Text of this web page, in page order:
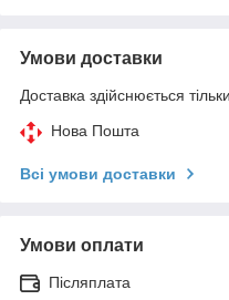
Умови доставки
Доставка здійснюється
Нова Пошта
Всі умови доставки
Умови оплати
Післяплата